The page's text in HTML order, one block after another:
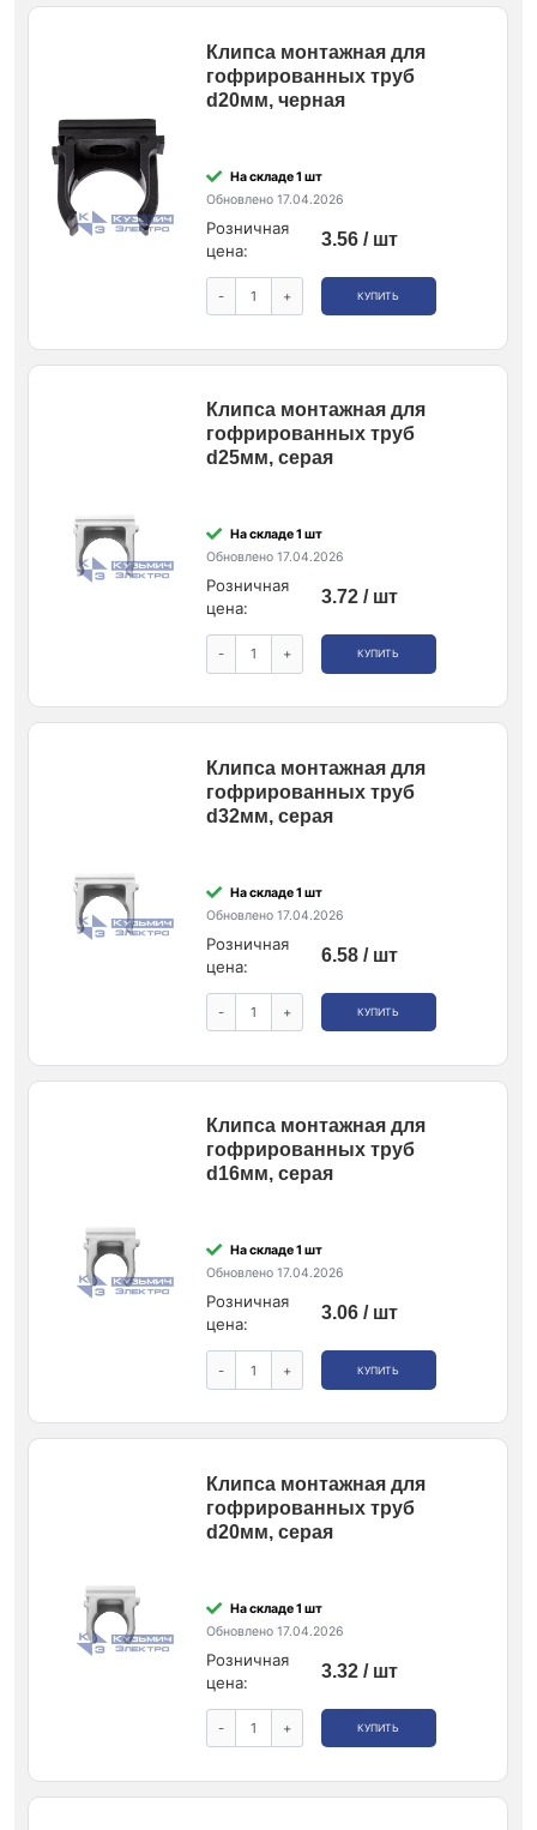
Клипса монтажная для
гофрированных труб
d20мм, черная
На складе 1 шт
Обновлено 17.04.2026
Розничная
цена:
3.56 / шт
- + КУПИТЬ
Клипса монтажная для
гофрированных труб
d25мм, серая
На складе 1 шт
Обновлено 17.04.2026
Розничная
цена:
3.72 / шт
- + КУПИТЬ
Клипса монтажная для
гофрированных труб
d32мм, серая
На складе 1 шт
Обновлено 17.04.2026
Розничная
цена:
6.58 / шт
- + КУПИТЬ
Клипса монтажная для
гофрированных труб
d16мм, серая
На складе 1 шт
Обновлено 17.04.2026
Розничная
цена:
3.06 / шт
- + КУПИТЬ
Клипса монтажная для
гофрированных труб
d20мм, серая
На складе 1 шт
Обновлено 17.04.2026
Розничная
цена:
3.32 / шт
- + КУПИТЬ